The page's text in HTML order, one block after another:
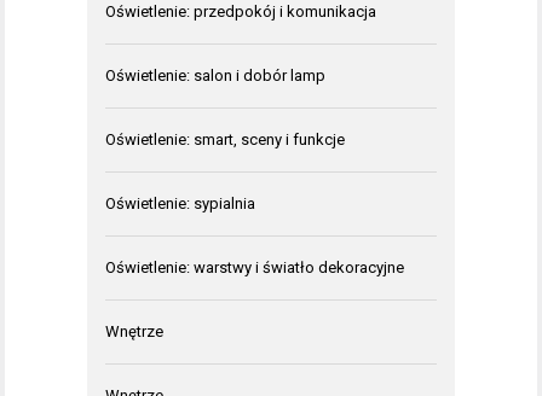
Oświetlenie: przedpokój i komunikacja
Oświetlenie: salon i dobór lamp
Oświetlenie: smart, sceny i funkcje
Oświetlenie: sypialnia
Oświetlenie: warstwy i światło dekoracyjne
Wnętrze